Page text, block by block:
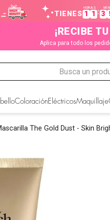
TIENES
HORAS
1 1 :
MIN
3
¡RECIBE
Aplica para todo los
Busca
ColoraciónEléctricosMaquillaje
The Gold Dust - Skin
MÁS BUSCADOS